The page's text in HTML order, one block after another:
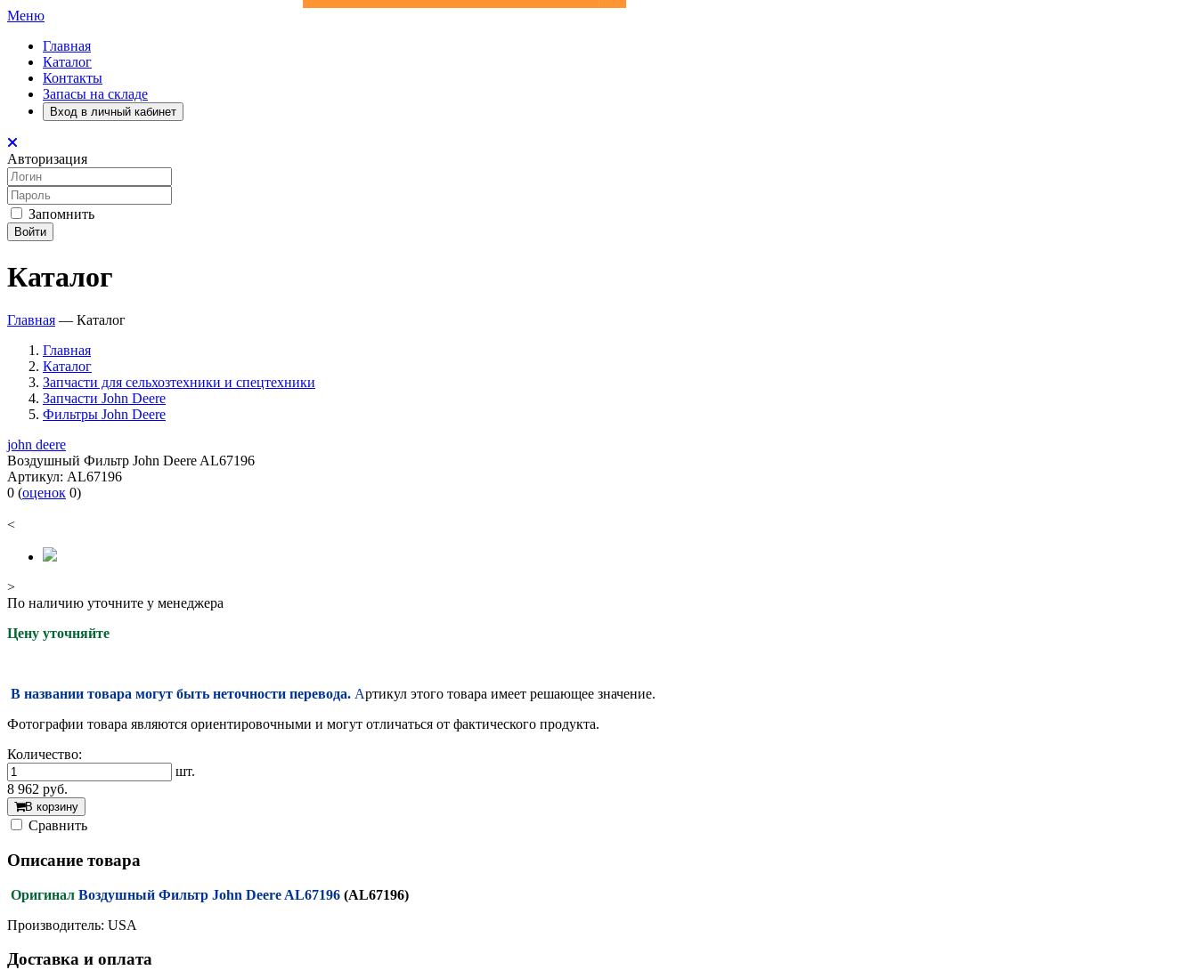
Меню
Главная
Каталог
Контакты
Запасы на складе
Вход в личный кабинет
Авторизация
Запомнить
Войти
Каталог
Главная — Каталог
Главная
Каталог
Запчасти для сельхозтехники и спецтехники
Запчасти John Deere
Фильтры John Deere
john deere
Воздушный Фильтр John Deere AL67196
Артикул: AL67196
0 (оценок 0)
<
>
По наличию уточните у менеджера
Цену уточняйте
В названии товара могут быть неточности перевода. Артикул этого товара имеет решающее значение.
Фотографии товара являются ориентировочными и могут отличаться от фактического продукта.
Количество:
шт.
8 962 руб.
В корзину
Cравнить
Описание товара
Оригинал Воздушный Фильтр John Deere AL67196 (AL67196)
Производитель: USA
Доставка и оплата